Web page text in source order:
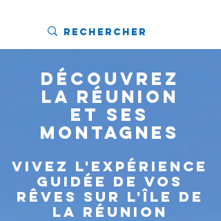
Découvrez
La Réunion
et ses
montagnes
Vivez l'expérience
guidée de vos
rêves sur l'île de
la réunion